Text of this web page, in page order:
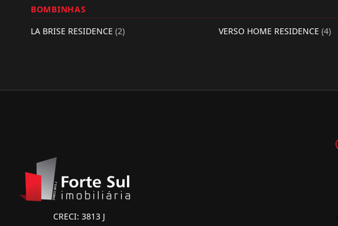
BOMBINHAS
LA BRISE RESIDENCE (2) VERSO HOME RESIDENCE (4)
CRECI: 3813 J